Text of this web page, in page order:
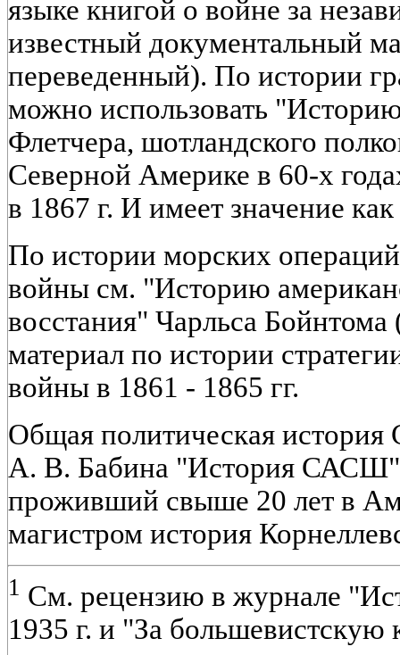
языке книгой о войне за
известный документальный
переведенный). По истории
можно использовать
Флетчера, шотландского
Северной Америке в 60-х
в 1867 г. И имеет значение
По истории морских
войны см. "Историю
восстания" Чарльса
материал по истории
войны в 1861 - 1865 гг.
Общая политическая
А. В. Бабина "История
проживший свыше 20 лет в
магистром история
1 См. рецензию в журнале
1935 г. и "За большевистскую